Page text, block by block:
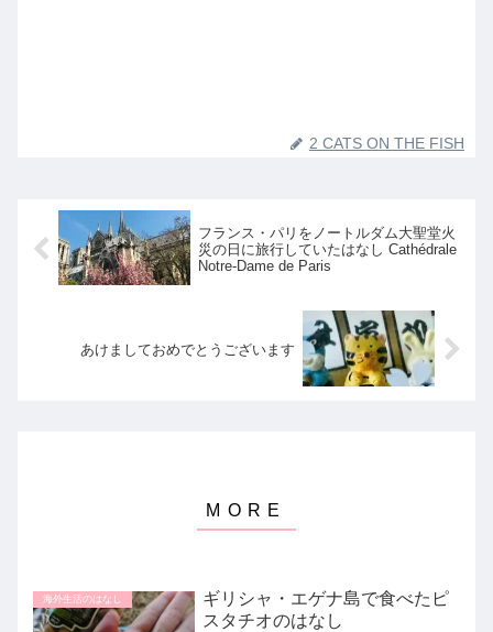
2 CATS ON THE FISH
フランス・パリをノートルダム大聖堂火
災の日に旅行していたはなし Cathédrale
Notre-Dame de Paris
あけましておめでとうございます
海外生活のはなし
ギリシャ・エゲナ島で食べたピ
スタチオのはなし